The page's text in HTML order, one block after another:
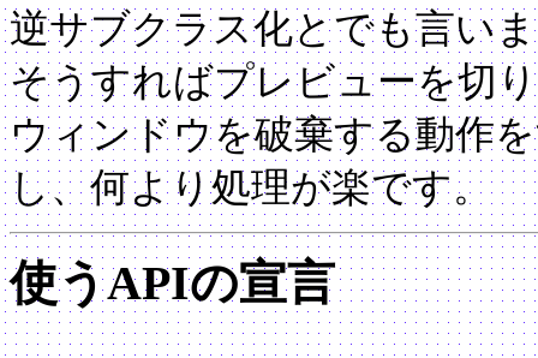
逆サブクラス化とでも言い
そうすればプレビューを切
ウィンドウを破棄する動作
し、何より処理が楽です。
使うAPIの宣言